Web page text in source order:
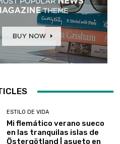
ESTILO DE VIDA
Mi flemático verano sueco
en las tranquilas islas de
Östergötland | asueto en